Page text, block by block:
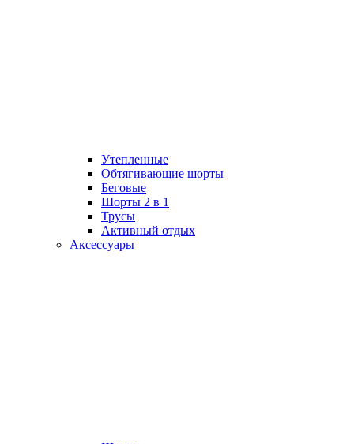
Утепленные
Обтягивающие шорты
Беговые
Шорты 2 в 1
Трусы
Активный отдых
Аксессуары